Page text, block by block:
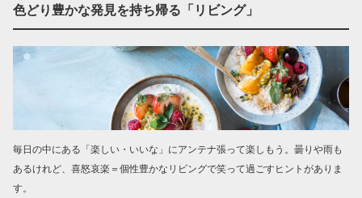
色どり豊かな発見を持ち帰る「リビング」
毎日の中にある「楽しい・いいな」にアンテナ張って楽しもう。曇りや雨も
あるけれど、喜怒哀楽＝個性豊かなリビングで笑って過ごすヒントがありま
す。